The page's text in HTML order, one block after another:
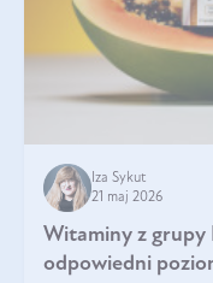
Iza Sykut
21 maj 2026
Witaminy z grupy
odpowiedni